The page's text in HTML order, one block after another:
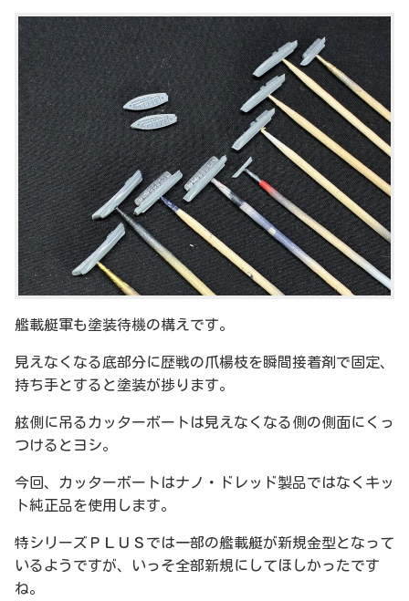
艦載艇軍も塗装待機の構えです。
見えなくなる底部分に歴戦の爪楊枝を瞬間接着剤で固定、
持ち手とすると塗装が捗ります。
舷側に吊るカッターボートは見えなくなる側の側面にくっ
つけるとヨシ。
今回、カッターボートはナノ・ドレッド製品ではなくキッ
ト純正品を使用します。
特シリーズＰＬＵＳでは一部の艦載艇が新規金型となって
いるようですが、いっそ全部新規にしてほしかったです
ね。